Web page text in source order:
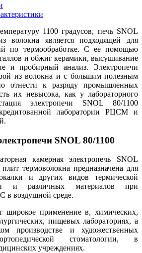
1100 градусов, печь SNOL
волокна является подходящей для
по термообработке. С ее помощью
и обжиг керамики, высушивание
и пробирный анализ. Электропечи
из волокна и с большим полезным
отнести к разряду промышленных
их невысока, как у лабораторного
электропечи SNOL 80/1100
лаборатории РЦСМ и
SNOL 80/1100
камерная электропечь SNOL
термоволокна предназначена для
и других видов термической
и различных материалов при
в воздушной среде.
широкое применение в, химических,
пищевых лабораториях, а
производстве и художественных
стоматологии, в
учреждениях.